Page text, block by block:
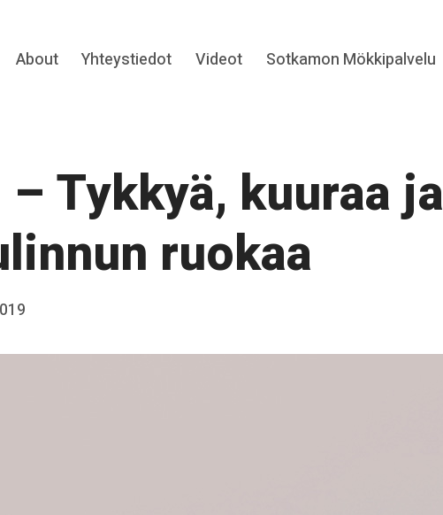
Expand
childAbout Yhteystiedot Videot Sotkamon Mökkipalvelu
Tykkyä, kuuraa ja
ruokaa